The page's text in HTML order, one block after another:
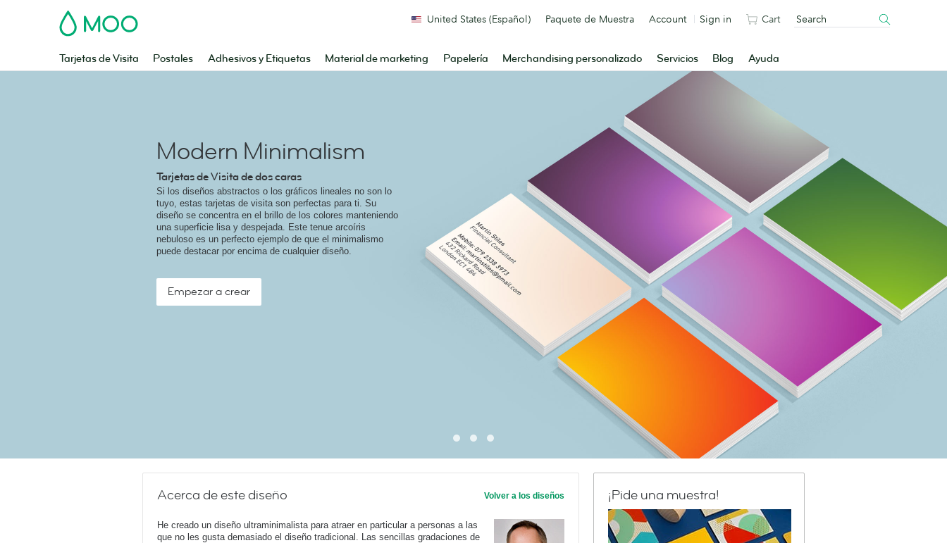
MOO
Tarjetas de Visita Postales Adhesivos y Etiquetas Material de marketing Papelería Merchandising personalizado Servicios Blog Ayuda
United States (Español) Paquete de Muestra Account Sign in Cart
Modern Minimalism
Tarjetas de Visita de dos caras
Si los diseños abstractos o los gráficos lineales no son lo
tuyo, estas tarjetas de visita son perfectas para ti. Su
diseño se concentra en el brillo de los colores manteniendo
una superficie lisa y despejada. Este tenue arcoíris
nebuloso es un perfecto ejemplo de que el minimalismo
puede destacar por encima de cualquier diseño.
Empezar a crear
Acerca de este diseño Volver a los diseños
He creado un diseño ultraminimalista para atraer en particular a personas a las
que no les gusta demasiado el diseño tradicional. Las sencillas gradaciones de
¡Pide una muestra!